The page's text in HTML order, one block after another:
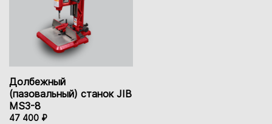
Долбежный
(пазовальный) станок JIB
MS3-8
47 400 ₽